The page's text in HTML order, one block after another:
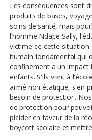
Les conséquences sont
produits de bases,
soins de santé, mais
l’homme Ndape Sally,
victime de cette
humain fondamental qui
confinement a un impact
enfants. S'ils vont à
armé non étatique, s'en
besoin de protection.
de protection pour
plaider en faveur de la
boycott scolaire et